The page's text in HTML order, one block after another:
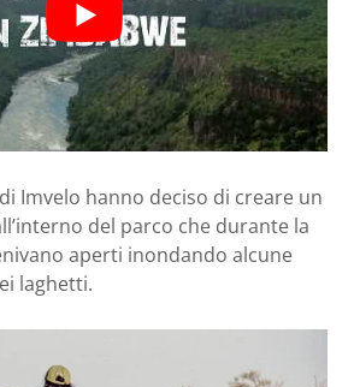
Imvelo hanno deciso di creare un
del parco che durante la
aperti inondando alcune
laghetti.